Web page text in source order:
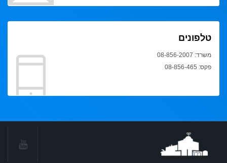
טלפונים
משרד: 08-856-2007
פקס: 08-856-465